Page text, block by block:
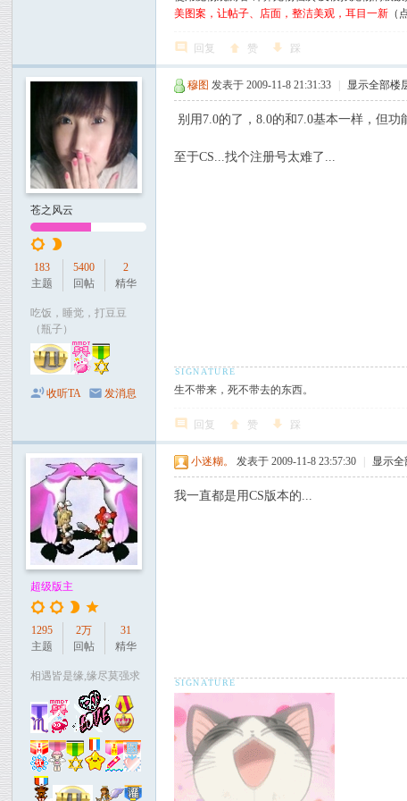
美图案，让帖子、店面，整洁美观，耳目一新 （
回复 赞 踩
苍之风云
183
主题
5400
回帖
2
精华
吃饭，睡觉，打豆豆
（瓶子）
收听TA 发消息
穆图 发表于 2009-11-8 21:31:33 显示全部楼
别用7.0的了，8.0的和7.0基本一样，但
至于CS...找个注册号太难了...
生不带来，死不带去的东西。
回复 赞 踩
超级版主
1295
主题
2万
回帖
31
精华
相遇皆是缘,缘尽莫强求
小迷糊。 发表于 2009-11-8 23:57:30 显示
我一直都是用CS版本的...